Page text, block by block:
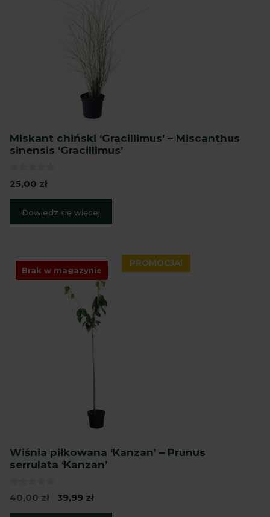
Miskant chiński ‘Gracillimus’ – Miscanthus
sinensis ‘Gracillimus’
0
z
25,00 zł
Dowiedz się więcej
Brak w magazynie
PROMOCJA!
Wiśnia piłkowana ‘Kanzan’ – Prunus
serrulata ‘Kanzan’
0
z
40,00zł
Pierwotna
cena
39,99 złAktualna
cena